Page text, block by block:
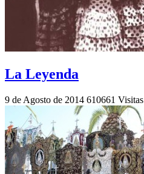
La Leyenda
9 de Agosto de 2014 610661 Visitas